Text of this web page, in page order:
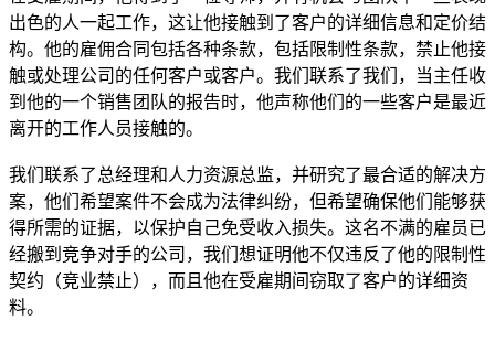
出色的人一起工作，这让他接触到了客户的详细信息和定价结
构。他的雇佣合同包括各种条款，包括限制性条款，禁止他接
触或处理公司的任何客户或客户。我们联系了我们，当主任收
到他的一个销售团队的报告时，他声称他们的一些客户是最近
离开的工作人员接触的。
我们联系了总经理和人力资源总监，并研究了最合适的解决方
案，他们希望案件不会成为法律纠纷，但希望确保他们能够获
得所需的证据，以保护自己免受收入损失。这名不满的雇员已
经搬到竞争对手的公司，我们想证明他不仅违反了他的限制性
契约（竞业禁止），而且他在受雇期间窃取了客户的详细资
料。